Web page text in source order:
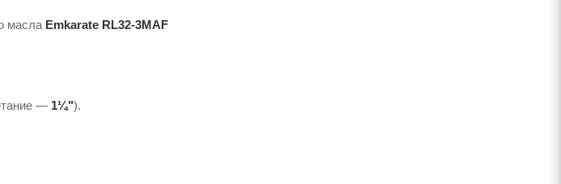
масла Emkarate RL32-3MAF
— 1¼").